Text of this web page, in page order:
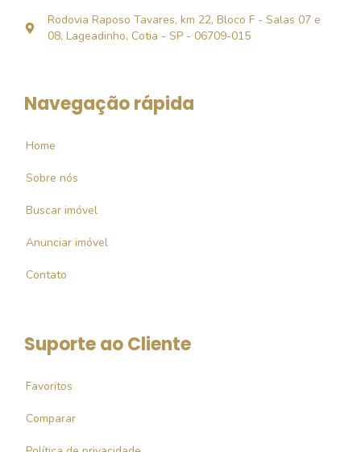
Rodovia Raposo Tavares, km 22, Bloco F - Salas 07 e
08, Lageadinho, Cotia - SP - 06709-015
Navegação rápida
Home
Sobre nós
Buscar imóvel
Anunciar imóvel
Contato
Suporte ao Cliente
Favoritos
Comparar